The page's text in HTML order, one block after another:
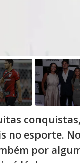
no esporte.
por